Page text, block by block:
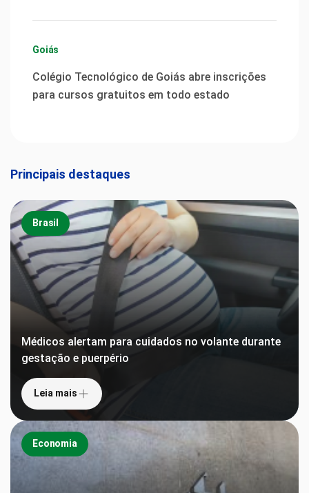
Goiás
Colégio Tecnológico de Goiás abre inscrições
para cursos gratuitos em todo estado
Principais destaques
Brasil
Médicos alertam para cuidados no volante durante
gestação e puerpério
Leia mais
Economia